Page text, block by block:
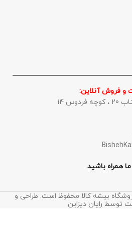
و فروش آنلاین:
14
ما همراه باشید
فروشگاه بیشه کالا محفوظ است. طراحی و
توسط رایان دیزاین